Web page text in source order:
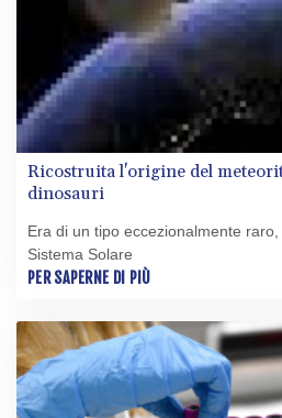
Ricostruita l'origine del
dinosauri
Era di un tipo eccezionalmente
Sistema Solare
PER SAPERNE DI PIÙ